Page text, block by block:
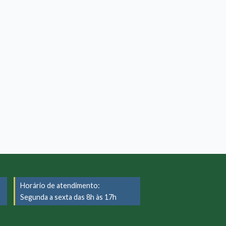
Horário de atendimento:
Segunda a sexta das 8h às 17h